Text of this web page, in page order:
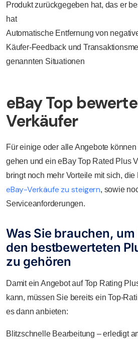
Produkt zurückgegeben hat, das er
hat
Automatische Entfernung von
Käufer-Feedback und
genannten Situationen
eBay Top
Verkäufer
Für einige oder alle Angebote
gehen und ein eBay Top Rated Plus
bringt noch mehr Vorteile mit sich, die
eBay-Verkäufe zu steigern, sowie
Serviceanforderungen.
Was Sie brauchen, um
den bestbewerteten
zu gehören
Damit ein Angebot auf Top Rating
kann, müssen Sie bereits ein Top-
es dann anbieten:
Blitzschnelle Bearbeitung – erledigt